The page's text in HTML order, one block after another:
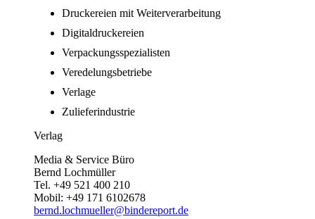
Druckereien mit Weiterverarbeitung
Digitaldruckereien
Verpackungsspezialisten
Veredelungsbetriebe
Verlage
Zulieferindustrie
Verlag
Media & Service Büro
Bernd Lochmüller
Tel. +49 521 400 210
Mobil: +49 171 6102678
bernd.lochmueller@bindereport.de